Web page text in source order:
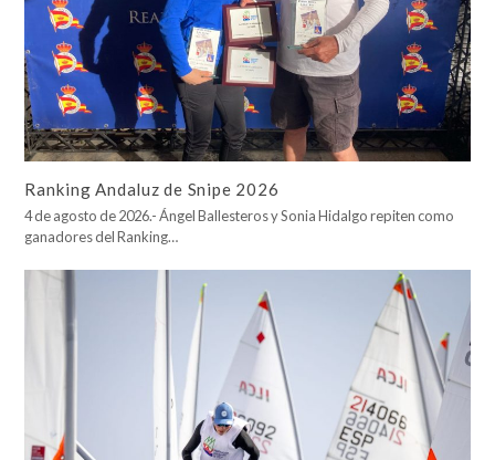
Ranking Andaluz de Snipe 2026
4 de agosto de 2026.- Ángel Ballesteros y Sonia Hidalgo repiten como
ganadores del Ranking…